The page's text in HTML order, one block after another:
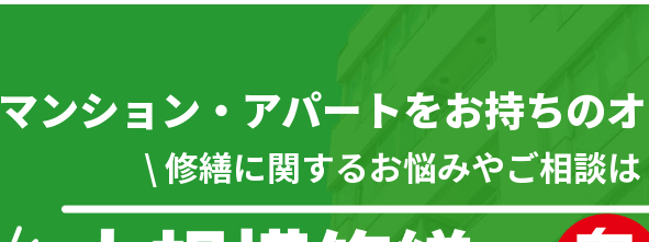
マンション・アパートをお持ちの
\ 修繕に関するお悩みやご相談